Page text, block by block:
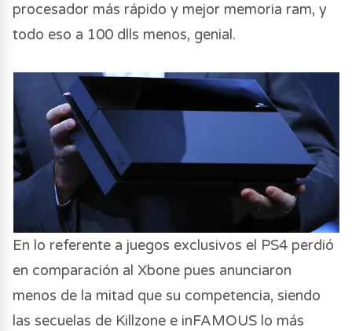
procesador más rápido y mejor memoria ram, y
todo eso a 100 dlls menos, genial.
En lo referente a juegos exclusivos el PS4 perdió
en comparación al Xbone pues anunciaron
menos de la mitad que su competencia, siendo
las secuelas de Killzone e inFAMOUS lo más